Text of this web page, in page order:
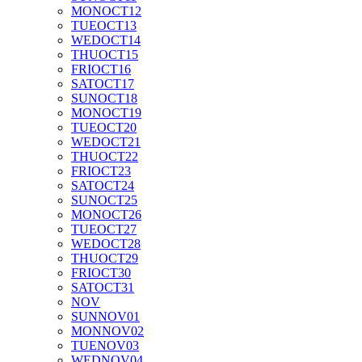
MONOCT12
TUEOCT13
WEDOCT14
THUOCT15
FRIOCT16
SATOCT17
SUNOCT18
MONOCT19
TUEOCT20
WEDOCT21
THUOCT22
FRIOCT23
SATOCT24
SUNOCT25
MONOCT26
TUEOCT27
WEDOCT28
THUOCT29
FRIOCT30
SATOCT31
NOV
SUNNOV01
MONNOV02
TUENOV03